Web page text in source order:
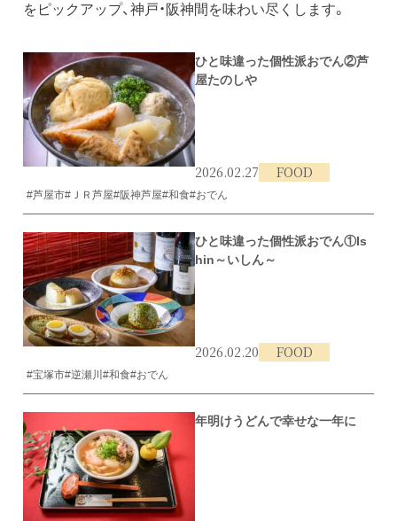
をピックアップ、神戸・阪神間を味わい尽くします。
ひと味違った個性派おでん②芦
屋たのしや
2026.02.27 FOOD
#芦屋市#ＪＲ芦屋#阪神芦屋#和食#おでん
ひと味違った個性派おでん①Is
hin～いしん～
2026.02.20 FOOD
#宝塚市#逆瀬川 #和食#おでん
年明けうどんで幸せな一年に